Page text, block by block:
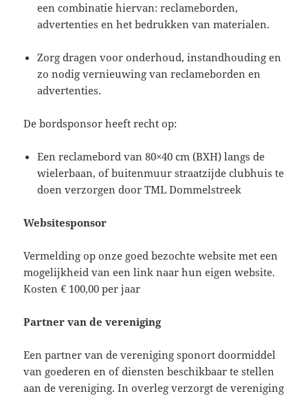
een combinatie hiervan: reclameborden,
advertenties en het bedrukken van materialen.
Zorg dragen voor onderhoud, instandhouding en
zo nodig vernieuwing van reclameborden en
advertenties.
De bordsponsor heeft recht op:
Een reclamebord van 80×40 cm (BXH) langs de
wielerbaan, of buitenmuur straatzijde clubhuis te
doen verzorgen door TML Dommelstreek
Websitesponsor
Vermelding op onze goed bezochte website met een
mogelijkheid van een link naar hun eigen website.
Kosten € 100,00 per jaar
Partner van de vereniging
Een partner van de vereniging sponort doormiddel
van goederen en of diensten beschikbaar te stellen
aan de vereniging. In overleg verzorgt de vereniging